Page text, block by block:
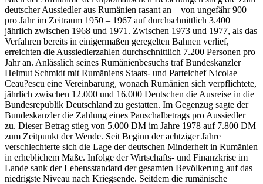
deutscher Aussiedler aus Rumänien rasant an – von ungefähr 900
pro Jahr im Zeitraum 1950 – 1967 auf durchschnittlich 3.400
jährlich zwischen 1968 und 1971. Zwischen 1973 und 1977, als das
Verfahren bereits in einigermaßen geregelten Bahnen verlief,
erreichten die Aussiedlerzahlen durchschnittlich 7.200 Personen pro
Jahr an. Anlässlich seines Rumänienbesuchs traf Bundeskanzler
Helmut Schmidt mit Rumäniens Staats- und Parteichef Nicolae
Ceau?escu eine Vereinbarung, wonach Rumänien sich verpflichtete,
jährlich zwischen 12.000 und 16.000 Deutschen die Ausreise in die
Bundesrepublik Deutschland zu gestatten. Im Gegenzug sagte der
Bundeskanzler die Zahlung eines Pauschalbetrags pro Aussiedler
zu. Dieser Betrag stieg von 5.000 DM im Jahre 1978 auf 7.800 DM
zum Zeitpunkt der Wende. Seit Beginn der achtziger Jahre
verschlechterte sich die Lage der deutschen Minderheit in Rumänien
in erheblichem Maße. Infolge der Wirtschafts- und Finanzkrise im
Lande sank der Lebensstandard der gesamten Bevölkerung auf das
niedrigste Niveau nach Kriegsende. Seitdem die rumänische